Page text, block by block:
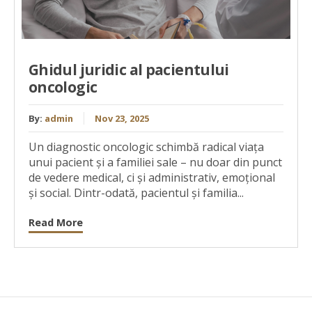
Ghidul juridic al pacientului
oncologic
By: admin Nov 23, 2025
Un diagnostic oncologic schimbă radical viața
unui pacient și a familiei sale – nu doar din punct
de vedere medical, ci și administrativ, emoțional
și social. Dintr-odată, pacientul și familia...
Read More